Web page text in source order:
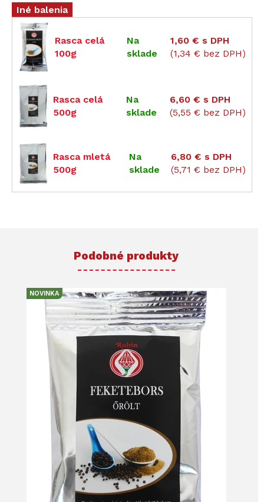
Iné balenia
Rasca celá
100g
Na
sklade
1,60 € s DPH
(1,34 € bez DPH)
Rasca celá
500g
Na
sklade
6,60 € s DPH
(5,55 € bez DPH)
Rasca mletá
500g
Na
sklade
6,80 € s DPH
(5,71 € bez DPH)
Podobné produkty
NOVINKA